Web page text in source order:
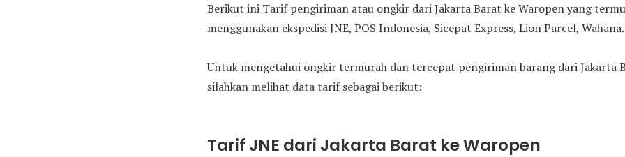
Berikut ini Tarif pengiriman atau ongkir dari Jakarta Barat ke Waropen yang
menggunakan ekspedisi JNE, POS Indonesia, Sicepat Express, Lion Parcel, Wahana.
Untuk mengetahui ongkir termurah dan tercepat pengiriman barang dari Jakarta
silahkan melihat data tarif sebagai berikut:
Tarif JNE dari Jakarta Barat ke Waropen